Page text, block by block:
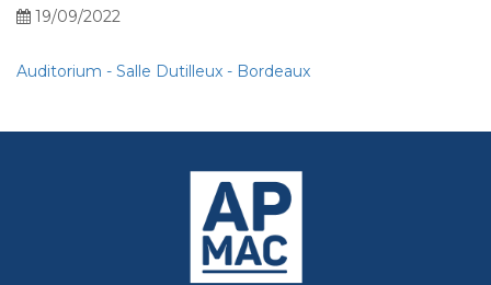
19/09/2022
Auditorium - Salle Dutilleux - Bordeaux